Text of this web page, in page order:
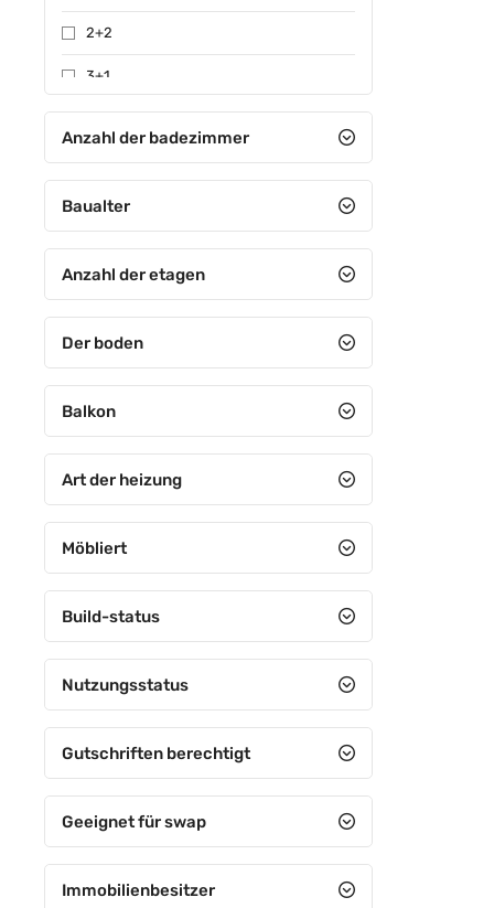
2+2
3+1
4+1
4+2
4+3
5+1
5+3
6+1
6+2
6+3
7+1
7+3
8+1
8+2
Anzahl der badezimmer
Baualter
Anzahl der etagen
Der boden
Balkon
Art der heizung
Möbliert
Build-status
Nutzungsstatus
Gutschriften berechtigt
Geeignet für swap
Immobilienbesitzer